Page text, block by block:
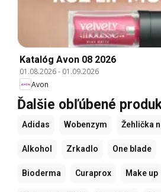
Katalóg Avon 08 2026
01.08.2026- 01.09.2026
Avon
Ďalšie obľúbené
Adidas Wobenzym Žehlička
Alkohol Zrkadlo One blade
Bioderma Curaprox Make up